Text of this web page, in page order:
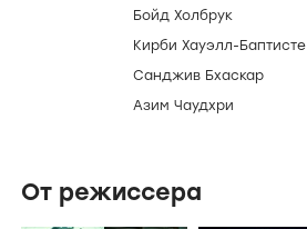
Бойд Холбрук
Кирби Хауэлл-Баптисте
Санджив Бхаскар
Азим Чаудхри
От режиссера